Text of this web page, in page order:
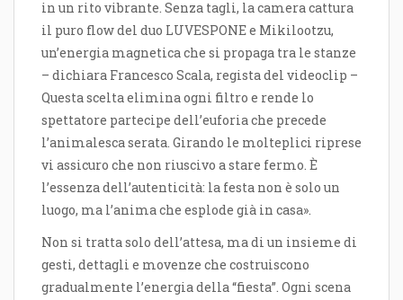
in un rito vibrante. Senza tagli, la camera cattura
il puro flow del duo LUVESPONE e Mikilootzu,
un’energia magnetica che si propaga tra le stanze
– dichiara Francesco Scala, regista del videoclip –
Questa scelta elimina ogni filtro e rende lo
spettatore partecipe dell’euforia che precede
l’animalesca serata. Girando le molteplici riprese
vi assicuro che non riuscivo a stare fermo. È
l’essenza dell’autenticità: la festa non è solo un
luogo, ma l’anima che esplode già in casa».
Non si tratta solo dell’attesa, ma di un insieme di
gesti, dettagli e movenze che costruiscono
gradualmente l’energia della “fiesta”. Ogni scena